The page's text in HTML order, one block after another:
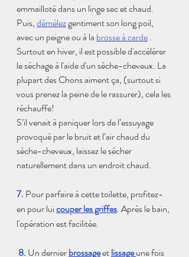
emmailloté dans un linge sec et chaud.
Puis, démélezgentiment son long poil,
avec un peigne ou à la brosse à carde .
Surtout en hiver, il est possible d'accélérer
le séchage à l'aide d'un sèche-cheveux. La
plupart des Chons aiment ça, (surtout si
vous prenez la peine de le rassurer), cela les
réchauffe!
S’il venait à paniquer lors de l’essuyage
provoqué par le bruit et l’air chaud du
sèche-cheveux, laissez le sécher
naturellement dans un endroit chaud.
7. Pour parfaire à cette toilette, profitez-
en pour lui couper les griffes. Après le bain,
l'opération est facilitée.
8. Un dernier brossage et lissage une fois